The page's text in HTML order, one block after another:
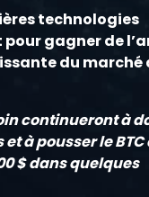
technologies
pour gagner de
du marché
continueront à
à pousser le
$ dans quelques